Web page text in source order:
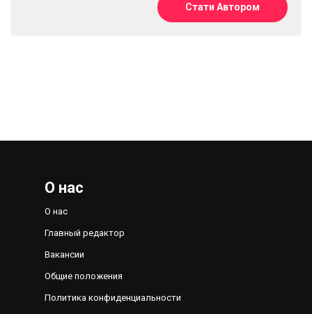
Стати Автором
О нас
О нас
Главный редактор
Вакансии
Общие положения
Политика конфиденциальности